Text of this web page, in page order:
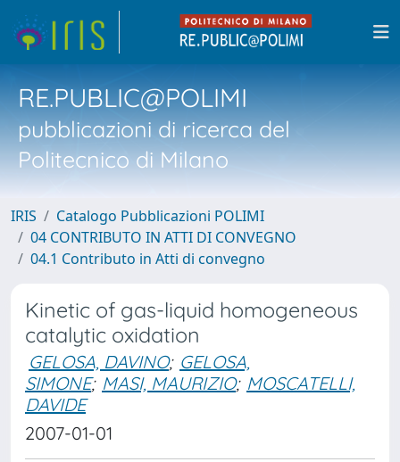
RE.PUBLIC@POLIMI
pubblicazioni di ricerca del
Politecnico di Milano
IRIS
Catalogo Pubblicazioni POLIMI
04 CONTRIBUTO IN ATTI DI CONVEGNO
04.1 Contributo in Atti di convegno
Kinetic of gas-liquid homogeneous
catalytic oxidation
GELOSA, DAVINO; GELOSA,
SIMONE; MASI, MAURIZIO; MOSCATELLI,
DAVIDE
2007-01-01